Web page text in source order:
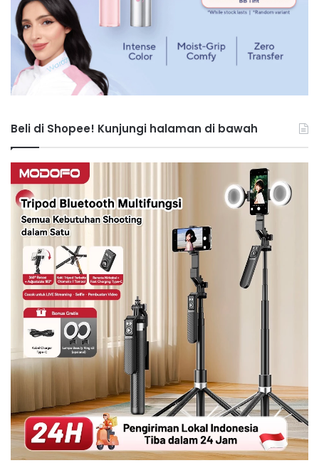
Beli di Shopee! Kunjungi halaman di bawah